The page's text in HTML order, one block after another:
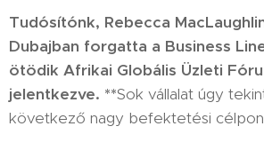
Tudósítónk, Rebecca
Dubajban forgatta a Business
ötödik Afrikai Globális Üzleti
jelentkezve. **Sok vállalat úgy
következő nagy befektetési